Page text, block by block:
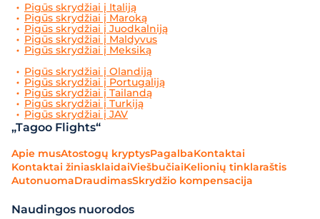
Pigūs skrydžiai į Italiją
Pigūs skrydžiai į Maroką
Pigūs skrydžiai į Juodkalniją
Pigūs skrydžiai į Maldyvus
Pigūs skrydžiai į Meksiką
Pigūs skrydžiai į Olandiją
Pigūs skrydžiai į Portugaliją
Pigūs skrydžiai į Tailandą
Pigūs skrydžiai į Turkiją
Pigūs skrydžiai į JAV
„Tagoo Flights“
Apie musAtostogų kryptysPagalbaKontaktai
Kontaktai žiniasklaidaiViešbučiaiKelionių tinklaraštis
AutonuomaDraudimasSkrydžio kompensacija
Naudingos nuorodos